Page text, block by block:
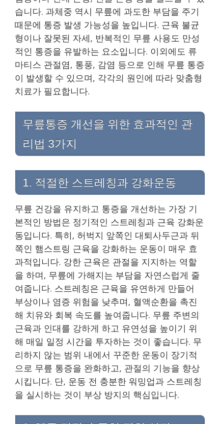
습니다. 과체중 역시 무릎에 과도한 부담을 주기
때문에 통증 발생 가능성을 높입니다. 근육 불균
형이나 잘못된 자세, 반복적인 무릎 사용도 만성
적인 통증을 유발하는 요소입니다. 이외에도 류
마티스 관절염, 통풍, 감염 등으로 인해 무릎 통증
이 발생할 수 있으며, 각각의 원인에 따라 맞춤형
치료가 필요합니다.
무릎통증 개선을 위한 효과적인 관
리법 3가지
1. 적절한 스트레칭과 강화운동
무릎 건강을 유지하고 통증을 개선하는 가장 기
본적인 방법은 정기적인 스트레칭과 근육 강화운
동입니다. 특히, 허벅지 앞쪽인 대퇴사두근과 뒤
쪽인 햄스트링 근육을 강화하는 운동이 매우 효
과적입니다. 강한 근육은 관절을 지지하는 역할
을 하며, 무릎에 가해지는 부담을 자연스럽게 줄
여줍니다. 스트레칭은 근육을 유연하게 만들어
부상이나 염증 위험을 낮추며, 혈액순환을 촉진
해 치유와 회복 속도를 높여줍니다. 무릎 주변의
근육과 인대를 강하게 하고 유연성을 높이기 위
해 매일 일정 시간을 투자하는 것이 좋습니다. 무
리하지 않는 범위 내에서 꾸준한 운동이 장기적
으로 무릎 통증을 완화하고, 관절의 기능을 향상
시킵니다. 단, 운동 전 충분한 워밍업과 스트레칭
을 실시하는 것이 부상 방지의 핵심입니다.